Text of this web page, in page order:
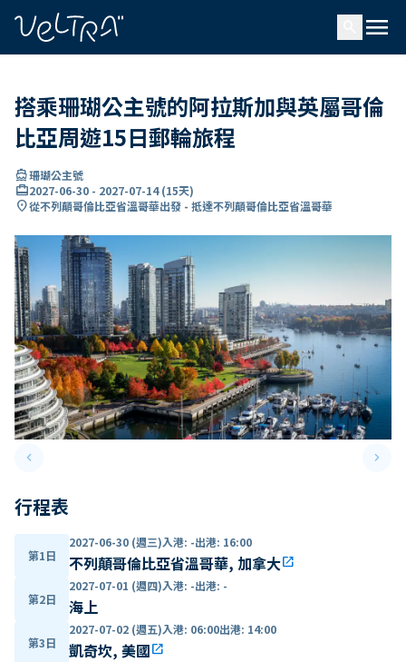
menu
搭乘珊瑚公主號的阿拉斯加與英屬哥倫
比亞周遊15日郵輪旅程
directions_boat珊瑚公主號
card_travel2027-06-30 - 2027-07-14(15天)
location_on從不列顛哥倫比亞省溫哥華出發 - 抵達不列顛哥倫比亞省溫哥華
keyboard_arrow_leftPrevious slide keyboard_arrow_right
行程表
第1日
2027-06-30 (週三)入港: -出港: 16:00
不列顛哥倫比亞省溫哥華, 加拿大open_in_new
第2日
2027-07-01 (週四)入港: -出港: -
海上
第3日
2027-07-02 (週五)入港: 06:00出港: 14:00
凱奇坎, 美國open_in_new